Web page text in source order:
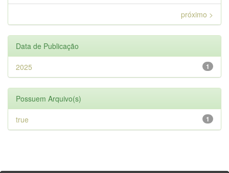
próximo >
Data de Publicação
1
2025
Possuem Arquivo(s)
1
true